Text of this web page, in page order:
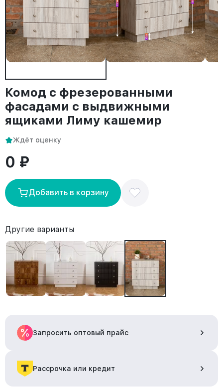
Комод с фрезерованными
фасадами с выдвижными
ящиками Лиму кашемир
Ждёт оценку
0 ₽
Добавить в корзину
Другие варианты
Запросить оптовый прайс
Рассрочка или кредит